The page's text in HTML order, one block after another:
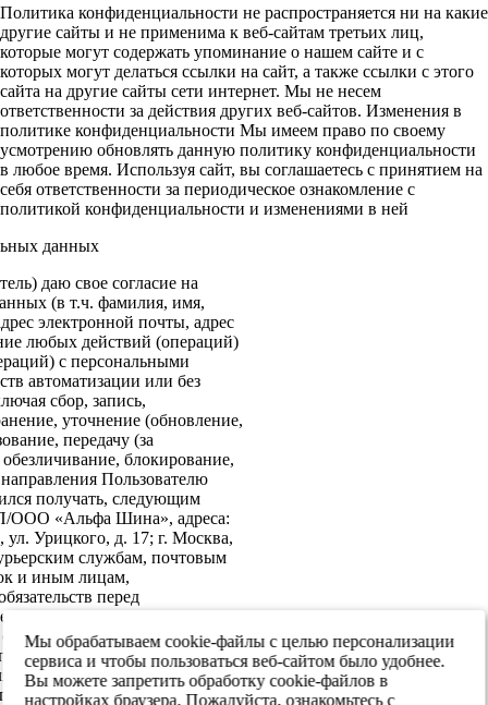
Политика конфиденциальности не распространяется ни на какие
другие сайты и не применима к веб-сайтам третьих лиц,
которые могут содержать упоминание о нашем сайте и с
которых могут делаться ссылки на сайт, а также ссылки с этого
сайта на другие сайты сети интернет. Мы не несем
ответственности за действия других веб-сайтов. Изменения в
политике конфиденциальности Мы имеем право по своему
усмотрению обновлять данную политику конфиденциальности
в любое время. Используя сайт, вы соглашаетесь с принятием на
себя ответственности за периодическое ознакомление с
политикой конфиденциальности и изменениями в ней
данных
даю свое согласие на
(в т.ч. фамилия, имя,
электронной почты, адрес
любых действий (операций)
с персональными
автоматизации или без
сбор, запись,
уточнение (обновление,
передачу (за
блокирование,
Пользователю
получать, следующим
ООО «Альфа Шина», адреса:
Урицкого, д. 17; г. Москва,
службам, почтовым
и иным лицам,
перед
на передачу в
информационной
данных третьим
реализации целей,
Настоящее согласие
Мы обрабатываем cookie-файлы с целью персонализации
сервиса и чтобы пользоваться веб-сайтом было удобнее.
Вы можете запретить обработку cookie-файлов в
настройках браузера. Пожалуйста, ознакомьтесь с